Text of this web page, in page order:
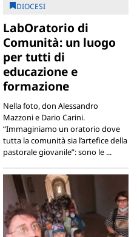
DIOCESI
LabOratorio di
Comunità: un luogo
per tutti di
educazione e
formazione
Nella foto, don Alessandro
Mazzoni e Dario Carini.
“Immaginiamo un oratorio dove
tutta la comunità sia l’artefice della
pastorale giovanile”: sono le ...